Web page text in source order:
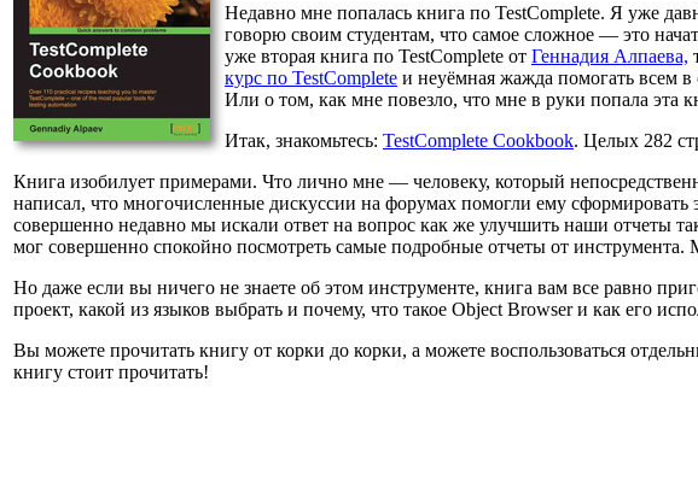
Недавно мне попалась книга по TestComplete. Я уже
говорю своим студентам, что самое сложное — это
уже вторая книга по TestComplete от Геннадия Алпаева,
курс по TestComplete и неуёмная жажда помогать всем в
Или о том, как мне повезло, что мне в руки попала эта
Итак, знакомьтесь: TestComplete Cookbook. Целых 282
Книга изобилует примерами. Что лично мне — человеку, который
написал, что многочисленные дискуссии на форумах помогли ему
совершенно недавно мы искали ответ на вопрос как же улучшить наши отчеты
мог совершенно спокойно посмотреть самые подробные отчеты от
Но даже если вы ничего не знаете об этом инструменте, книга вам все равно
проект, какой из языков выбрать и почему, что такое Object Browser и как его
Вы можете прочитать книгу от корки до корки, а можете воспользоваться
книгу стоит прочитать!